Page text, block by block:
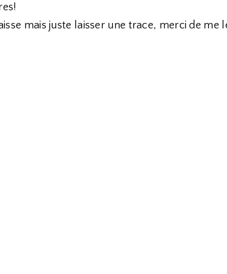
mais juste laisser une trace, merci de me